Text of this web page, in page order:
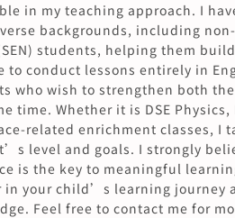
in my teaching approach. I
backgrounds, including
students, helping them
to conduct lessons entirely in
who wish to strengthen both
time. Whether it is DSE
related enrichment classes, I
level and goals. I strongly
is the key to meaningful
in your child’s learning journey
Feel free to contact me for